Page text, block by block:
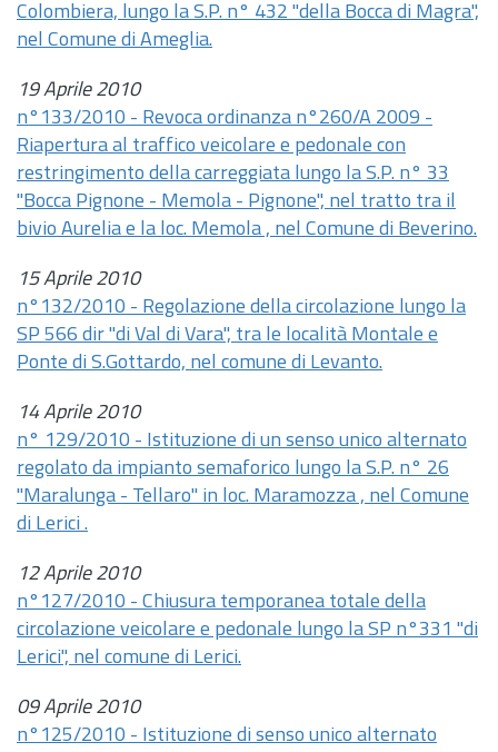
Colombiera, lungo la S.P. n° 432 "della Bocca di Magra",
nel Comune di Ameglia.
19 Aprile 2010
n°133/2010 - Revoca ordinanza n°260/A 2009 -
Riapertura al traffico veicolare e pedonale con
restringimento della carreggiata lungo la S.P. n° 33
"Bocca Pignone - Memola - Pignone", nel tratto tra il
bivio Aurelia e la loc. Memola , nel Comune di Beverino.
15 Aprile 2010
n°132/2010 - Regolazione della circolazione lungo la
SP 566 dir "di Val di Vara", tra le località Montale e
Ponte di S.Gottardo, nel comune di Levanto.
14 Aprile 2010
n° 129/2010 - Istituzione di un senso unico alternato
regolato da impianto semaforico lungo la S.P. n° 26
"Maralunga - Tellaro" in loc. Maramozza , nel Comune
di Lerici .
12 Aprile 2010
n°127/2010 - Chiusura temporanea totale della
circolazione veicolare e pedonale lungo la SP n°331 "di
Lerici", nel comune di Lerici.
09 Aprile 2010
n°125/2010 - Istituzione di senso unico alternato